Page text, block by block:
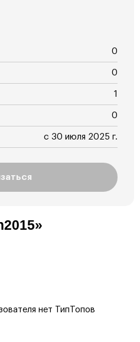
0
0
1
0
с 30 июля 2025 г.
нет ТипТопов